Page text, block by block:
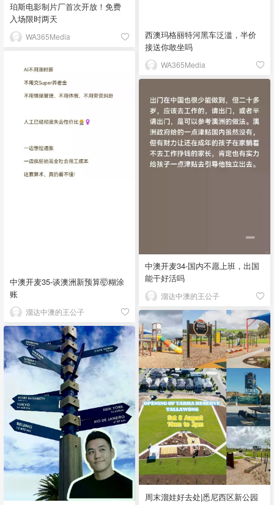
西澳玛格丽特河黑车泛滥，半价
接送你敢坐吗
WA365Media
珀斯电影制片厂首次开放！免费
入场限时两天
WA365Media
中澳开麦35-谈澳洲新预算🤯糊涂
账
溜达中澳的王公子
中澳开麦34-国内不愿上班，出国
能干好活吗
溜达中澳的王公子
周末溜娃好去处|悉尼西区新公园